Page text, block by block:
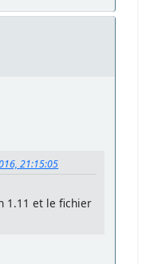
21:15:05
1.11 et le fichier